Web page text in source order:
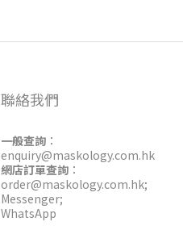
聯絡我們
一般查詢 ：
enquiry@maskology.com.hk
網店訂單查詢 ：
order@maskology.com.hk;
Messenger;
WhatsApp